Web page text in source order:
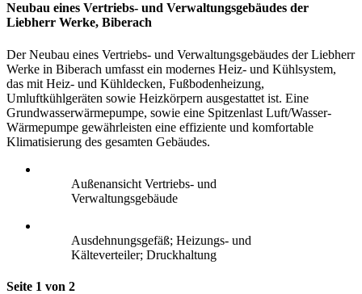
Neubau eines Vertriebs- und Verwaltungsgebäudes der
Liebherr Werke, Biberach
Der Neubau eines Vertriebs- und Verwaltungsgebäudes der Liebherr
Werke in Biberach umfasst ein modernes Heiz- und Kühlsystem,
das mit Heiz- und Kühldecken, Fußbodenheizung,
Umluftkühlgeräten sowie Heizkörpern ausgestattet ist. Eine
Grundwasserwärmepumpe, sowie eine Spitzenlast Luft/Wasser-
Wärmepumpe gewährleisten eine effiziente und komfortable
Klimatisierung des gesamten Gebäudes.
Außenansicht Vertriebs- und
Verwaltungsgebäude
Ausdehnungsgefäß; Heizungs- und
Kälteverteiler; Druckhaltung
Seite 1 von 2